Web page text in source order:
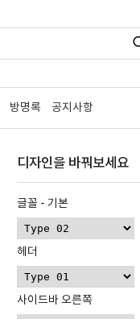
방명록 공지사항
디자인을 바꿔보세요
글꼴 - 기본
헤더
사이드바 오른쪽